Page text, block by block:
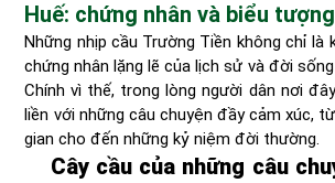
Huế: chứng nhân và biểu tượng
Những nhịp cầu Trường Tiền không chỉ là
chứng nhân lặng lẽ của lịch sử và đời
Chính vì thế, trong lòng người dân nơi
liền với những câu chuyện đầy cảm xúc,
gian cho đến những kỷ niệm đời thường.
Cây cầu của những câu